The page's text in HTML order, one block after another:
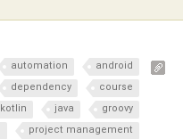
android
automation
course
dependency
groovy
java
kotlin
project management